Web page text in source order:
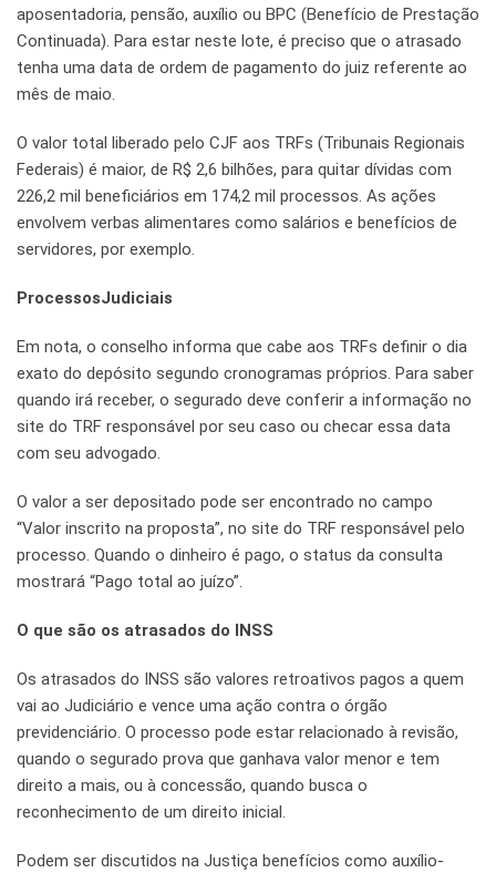
aposentadoria, pensão, auxílio ou BPC (Benefício de Prestação
Continuada). Para estar neste lote, é preciso que o atrasado
tenha uma data de ordem de pagamento do juiz referente ao
mês de maio.
O valor total liberado pelo CJF aos TRFs (Tribunais Regionais
Federais) é maior, de R$ 2,6 bilhões, para quitar dívidas com
226,2 mil beneficiários em 174,2 mil processos. As ações
envolvem verbas alimentares como salários e benefícios de
servidores, por exemplo.
ProcessosJudiciais
Em nota, o conselho informa que cabe aos TRFs definir o dia
exato do depósito segundo cronogramas próprios. Para saber
quando irá receber, o segurado deve conferir a informação no
site do TRF responsável por seu caso ou checar essa data
com seu advogado.
O valor a ser depositado pode ser encontrado no campo
“Valor inscrito na proposta”, no site do TRF responsável pelo
processo. Quando o dinheiro é pago, o status da consulta
mostrará “Pago total ao juízo”.
O que são os atrasados do INSS
Os atrasados do INSS são valores retroativos pagos a quem
vai ao Judiciário e vence uma ação contra o órgão
previdenciário. O processo pode estar relacionado à revisão,
quando o segurado prova que ganhava valor menor e tem
direito a mais, ou à concessão, quando busca o
reconhecimento de um direito inicial.
Podem ser discutidos na Justiça benefícios como auxílio-